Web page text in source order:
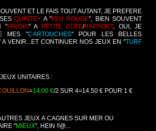
ET LE FAIS TOUT AUTANT, JE PREFERE
QUINTE+ A "FEU ROUGE", BIEN SOUVENT
"FAVORI " A PETITE COTE/RAPPORT, OUI, JE
MES "CARTOUCHES" POUR LES BELLES
A VENIR...ET CONTINUER NOS JEUX EN "TURF
UNITAIRES :
=14.00 €/2 SUR 4=14.50 € POUR 1 €
JEUX A CAGNES SUR MER OU
"MIEUX", HEIN !!@...